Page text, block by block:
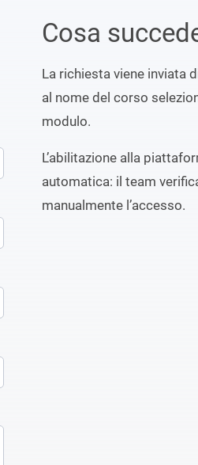
Cosa
La richiesta viene inviata
al nome del corso
modulo.
L’abilitazione alla
automatica: il team
manualmente l’accesso.